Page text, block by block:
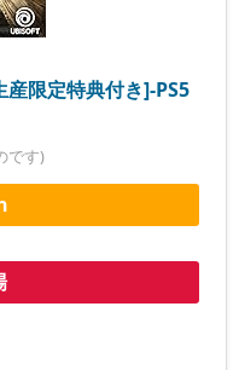
限定特典付き]-PS5
です)